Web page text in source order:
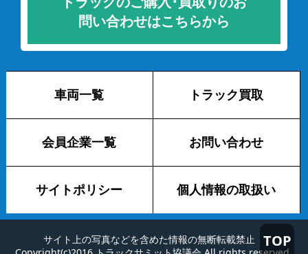
TOP
問い合わせはこちらから
車両一覧 トラック買取
会員企業一覧 お問い合わせ
サイトポリシー 個人情報の取扱い
サイト上の写真などを含めた情報の無断転載禁止